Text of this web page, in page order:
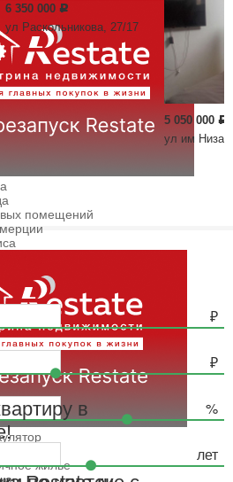
помещений
жилье
6 350 000 Р
ул Раскольникова, 27/17
5 050 000 Р
ул им
в